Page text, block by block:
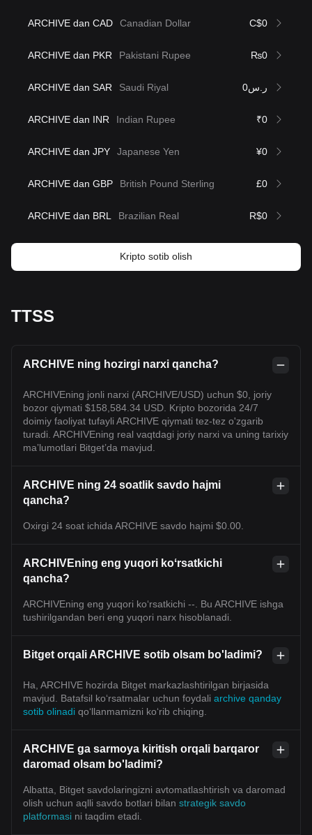
ARCHIVE dan CAD Canadian Dollar C$0
ARCHIVE dan PKR Pakistani Rupee ₨0
ARCHIVE dan SAR Saudi Riyal ر.س0
ARCHIVE dan INR Indian Rupee ₹0
ARCHIVE dan JPY Japanese Yen ¥0
ARCHIVE dan GBP British Pound Sterling £0
ARCHIVE dan BRL Brazilian Real R$0
Kripto sotib olish
TTSS
ARCHIVE ning hozirgi narxi qancha?
ARCHIVEning jonli narxi (ARCHIVE/USD) uchun $0, joriy
bozor qiymati $158,584.34 USD. Kripto bozorida 24/7
doimiy faoliyat tufayli ARCHIVE qiymati tez-tez o'zgarib
turadi. ARCHIVEning real vaqtdagi joriy narxi va uning tarixiy
maʼlumotlari Bitget’da mavjud.
ARCHIVE ning 24 soatlik savdo hajmi
qancha?
Oxirgi 24 soat ichida ARCHIVE savdo hajmi $0.00.
ARCHIVEning eng yuqori koʻrsatkichi
qancha?
ARCHIVEning eng yuqori ko‘rsatkichi --. Bu ARCHIVE ishga
tushirilgandan beri eng yuqori narx hisoblanadi.
Bitget orqali ARCHIVE sotib olsam bo'ladimi?
Ha, ARCHIVE hozirda Bitget markazlashtirilgan birjasida
mavjud. Batafsil koʻrsatmalar uchun foydali archive qanday
sotib olinadi qoʻllanmamizni koʻrib chiqing.
ARCHIVE ga sarmoya kiritish orqali barqaror
daromad olsam bo'ladimi?
Albatta, Bitget savdolaringizni avtomatlashtirish va daromad
olish uchun aqlli savdo botlari bilan strategik savdo
platformasi ni taqdim etadi.